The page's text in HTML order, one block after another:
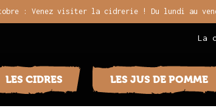
: Venez visiter la cidrerie ! Du lundi au
La
LES CIDRES LES JUS DE POMME